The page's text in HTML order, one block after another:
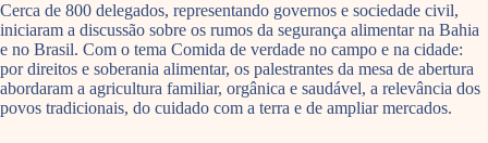
Cerca de 800 delegados, representando governos e sociedade civil,
iniciaram a discussão sobre os rumos da segurança alimentar na Bahia
e no Brasil. Com o tema Comida de verdade no campo e na cidade:
por direitos e soberania alimentar, os palestrantes da mesa de abertura
abordaram a agricultura familiar, orgânica e saudável, a relevância dos
povos tradicionais, do cuidado com a terra e de ampliar mercados.